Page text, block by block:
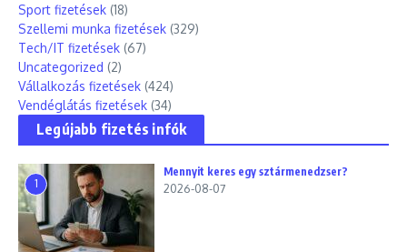
Sport fizetések (18)
Szellemi munka fizetések (329)
Tech/IT fizetések (67)
Uncategorized (2)
Vállalkozás fizetések (424)
Vendéglátás fizetések (34)
Legújabb fizetés infók
1
Mennyit keres egy sztármenedzser?
2026-08-07